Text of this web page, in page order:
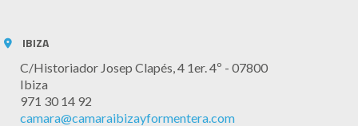
IBIZA
C/Historiador Josep Clapés, 4 1er. 4º - 07800
Ibiza
971 30 14 92
camara@camaraibizayformentera.com